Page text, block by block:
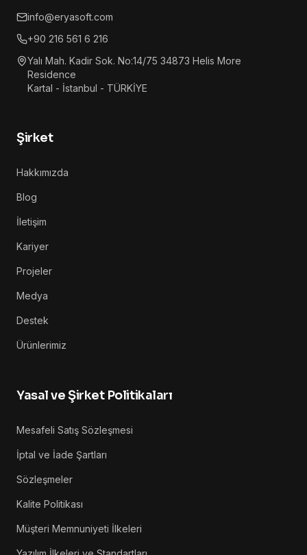
info@eryasoft.com
+90 216 561 6 216
Yalı Mah. Kadir Sok. No:14/75 34873 Helis More
Residence
Kartal - İstanbul - TÜRKİYE
Şirket
Hakkımızda
Blog
İletişim
Kariyer
Projeler
Medya
Destek
Ürünlerimiz
Yasal ve Şirket Politikaları
Mesafeli Satış Sözleşmesi
İptal ve İade Şartları
Sözleşmeler
Kalite Politikası
Müşteri Memnuniyeti İlkeleri